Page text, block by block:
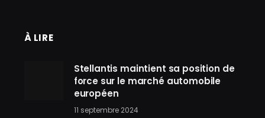
À LIRE
Stellantis maintient sa position de
force sur le marché automobile
européen
11 septembre 2024